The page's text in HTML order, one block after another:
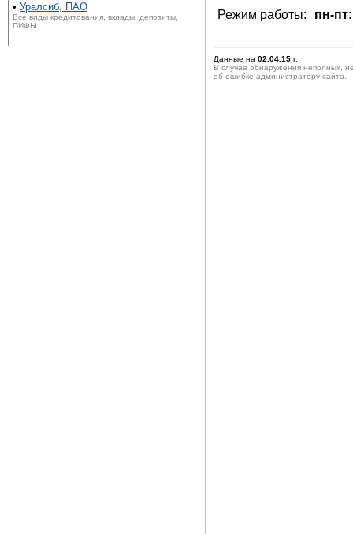
• Уралсиб, ПАО
Все виды кредитования, вклады, депозиты,
ПИФЫ.
Режим работы:
пн-
Данные на 02.04.15 г.
В случае обнаружения неполных,
об ошибке администратору сайта.